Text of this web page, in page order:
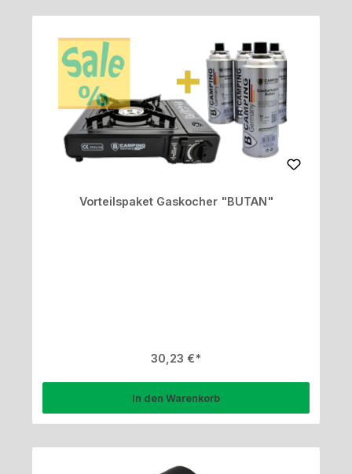
Vorteilspaket Gaskocher "BUTAN"
Regulärer Preis:
30,23 €
In den Warenkorb